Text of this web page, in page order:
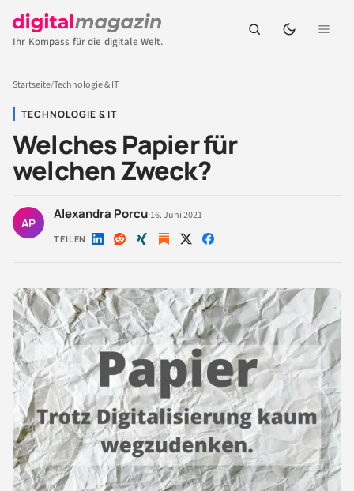
Ihr Kompass für die digitale Welt.
Startseite/Technologie & IT
TECHNOLOGIE & IT
Welches Papier für
welchen Zweck?
AP
Alexandra Porcu·16. Juni 2021
TEILEN Auf Auf Auf Auf Auf